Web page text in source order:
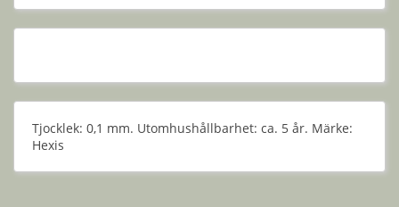
Tjocklek: 0,1 mm. Utomhushållbarhet: ca. 5 år. Märke:
Hexis